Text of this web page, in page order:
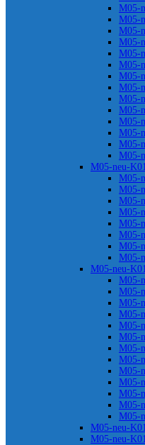
M05-
M05-
M05-
M05-
M05-
M05-
M05-
M05-
M05-
M05-
M05-
M05-
M05-
M05-
M05-neu-
M05-
M05-
M05-
M05-
M05-
M05-
M05-
M05-
M05-neu-
M05-
M05-
M05-
M05-
M05-
M05-
M05-
M05-
M05-
M05-
M05-
M05-
M05-
M05-neu-
M05-neu-